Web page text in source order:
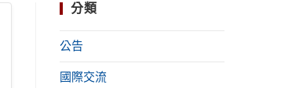
分類
公告
國際交流